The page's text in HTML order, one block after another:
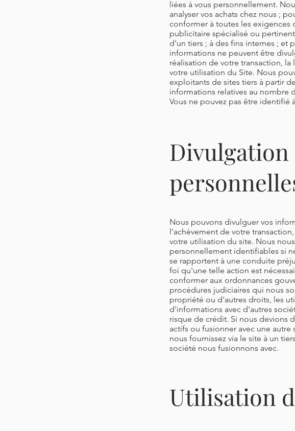
liées à vous personnellement.
analyser vos achats chez nous ;
conformer à toutes les exigences
publicitaire spécialisé ou
d'un tiers ; à des fins internes ; et
informations ne peuvent être
réalisation de votre transaction,
votre utilisation du Site. Nous
exploitants de sites tiers à partir
informations relatives au nombre
Vous ne pouvez pas être identifié
Nous pouvons divulguer vos
l'achèvement de votre
votre utilisation du site. Nous
personnellement identifiables si
se rapportent à une conduite
foi qu'une telle action est
conformer aux ordonnances
procédures judiciaires qui nous
propriété ou d'autres droits, les
d'informations avec d'autres
risque de crédit. Si nous devions
actifs ou fusionner avec une
nous fournissez via le site à un
société nous fusionnons avec.
Utilisation